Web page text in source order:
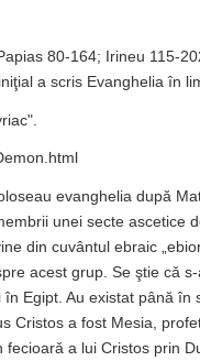
80-164; Irineu 115-
a scris Evanghelia în
evanghelia după
unei secte ascetice
din cuvântul ebraic
acest grup. Se ştie cǎ
Egipt. Au existat până în
Cristos a fost Mesia,
a lui Cristos prin